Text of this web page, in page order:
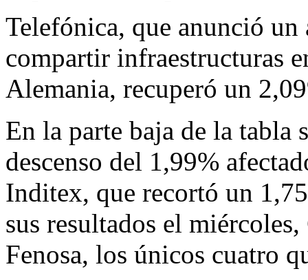
Telefónica, que anunció un
compartir infraestructuras
Alemania, recuperó un
En la parte baja de la tabla
descenso del 1,99%
Inditex, que recortó un
sus resultados el
Fenosa, los únicos cuatro